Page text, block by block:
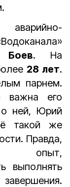
. На
28 лет.
парнем.
важна его
о ней, Юрий
такой же
Правда,
опыт,
выполнять